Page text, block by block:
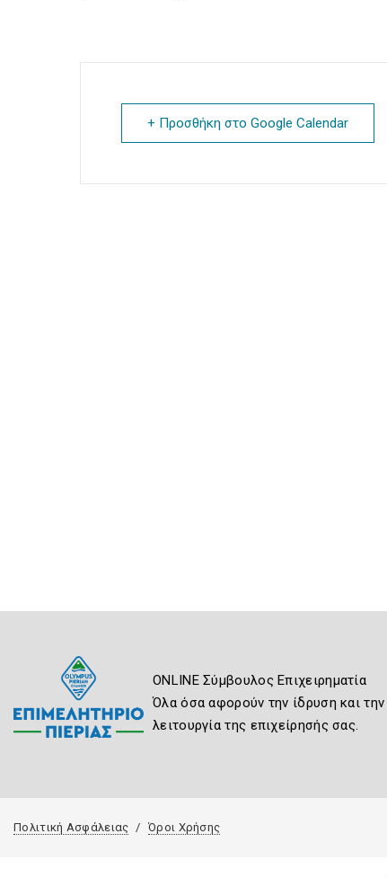
+ Προσθήκη στο Google Calendar
ONLINE Σύμβουλος Επιχειρηματία
Όλα όσα αφορούν την ίδρυση και την
λειτουργία της επιχείρησής σας.
Πολιτική Ασφάλειας Όροι Χρήσης